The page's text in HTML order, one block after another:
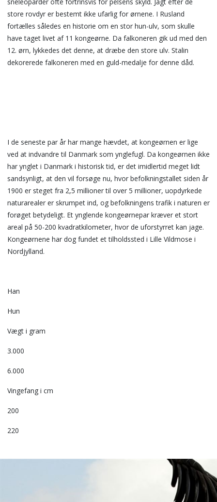
store rovdyr er bestemt ikke ufarlig for ørnene. I Rusland
fortælles således en historie om en stor hun-ulv, som skulle
have taget livet af 11 kongeørne. Da falkoneren gik ud med den
12. ørn, lykkedes det denne, at dræbe den store ulv. Stalin
dekorerede falkoneren med en guld-medalje for denne dåd.
I de seneste par år har mange hævdet, at kongeørnen er lige
ved at indvandre til Danmark som ynglefugl. Da kongeørnen ikke
har ynglet i Danmark i historisk tid, er det imidlertid meget lidt
sandsynligt, at den vil forsøge nu, hvor befolkningstallet siden år
1900 er steget fra 2,5 millioner til over 5 millioner, uopdyrkede
naturarealer er skrumpet ind, og befolkningens trafik i naturen er
forøget betydeligt. Et ynglende kongeørnepar kræver et stort
areal på 50-200 kvadratkilometer, hvor de uforstyrret kan jage.
Kongeørnene har dog fundet et tilholdssted i Lille Vildmose i
Nordjylland.
Han
Hun
Vægt i gram
3.000
6.000
Vingefang i cm
200
220